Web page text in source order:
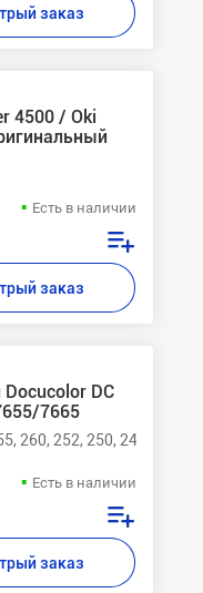
заказ
4500 / Oki
Есть в наличии
заказ
DC
7665
260, 252, 250, 242, 240
Есть в наличии
заказ